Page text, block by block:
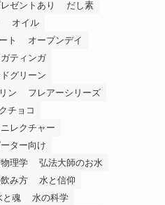
ゼントあり
だし素
オイル
ト
オープンデイ
ティンガ
グリーン
ン
フレアーシリーズ
チョコ
ニレクチャー
ーター向け
理学
弘法大師のお水
み方
水と信仰
と魂
水の科学